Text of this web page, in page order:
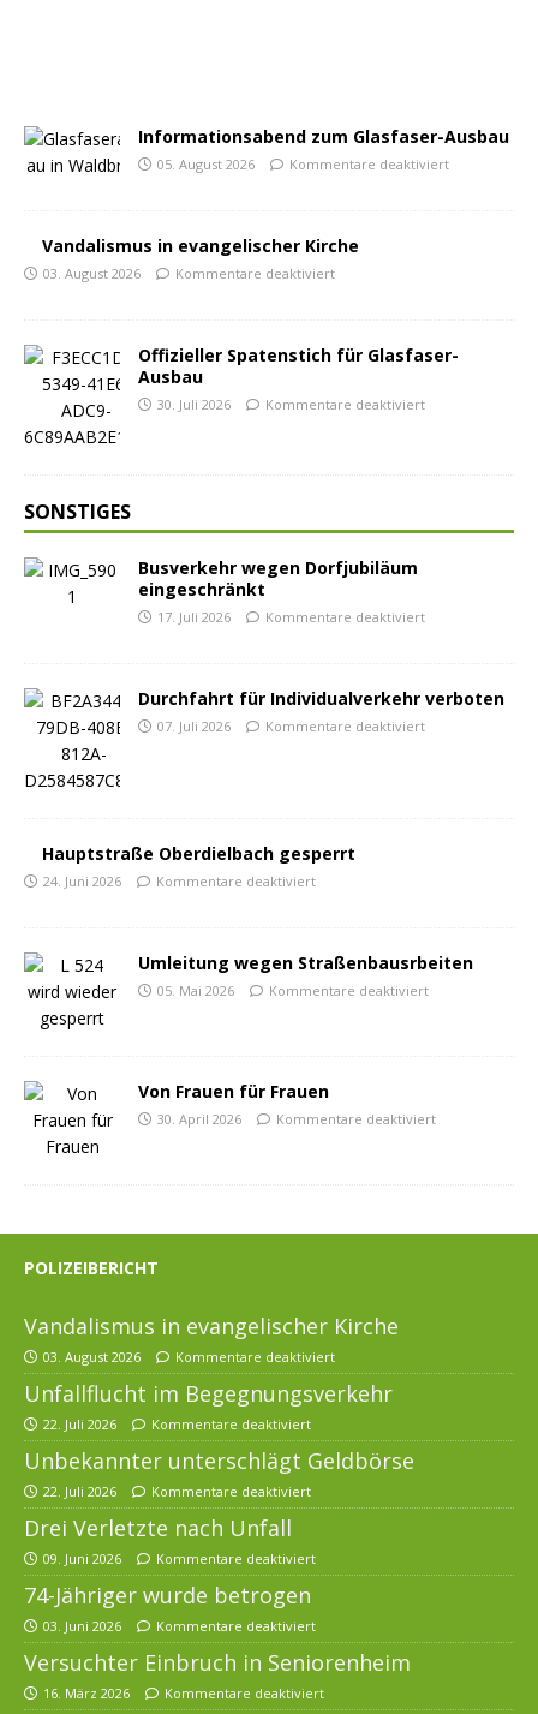
Informationsabend zum Glasfaser-Ausbau
05. August 2026 Kommentare deaktiviert
Vandalismus in evangelischer Kirche
03. August 2026 Kommentare deaktiviert
Offizieller Spatenstich für Glasfaser-
Ausbau
30. Juli 2026 Kommentare deaktiviert
SONSTIGES
Busverkehr wegen Dorfjubiläum
eingeschränkt
17. Juli 2026 Kommentare deaktiviert
Durchfahrt für Individualverkehr verboten
07. Juli 2026 Kommentare deaktiviert
Hauptstraße Oberdielbach gesperrt
24. Juni 2026 Kommentare deaktiviert
Umleitung wegen Straßenbausrbeiten
05. Mai 2026 Kommentare deaktiviert
Von Frauen für Frauen
30. April 2026 Kommentare deaktiviert
POLIZEIBERICHT
Vandalismus in evangelischer Kirche
03. August 2026 Kommentare deaktiviert
Unfallflucht im Begegnungsverkehr
22. Juli 2026 Kommentare deaktiviert
Unbekannter unterschlägt Geldbörse
22. Juli 2026 Kommentare deaktiviert
Drei Verletzte nach Unfall
09. Juni 2026 Kommentare deaktiviert
74-Jähriger wurde betrogen
03. Juni 2026 Kommentare deaktiviert
Versuchter Einbruch in Seniorenheim
16. März 2026 Kommentare deaktiviert